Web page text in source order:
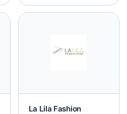
La Lila Fashion